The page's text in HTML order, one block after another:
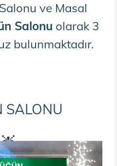
ve Masal
Salonu olarak 3
bulunmaktadır.
SALONU